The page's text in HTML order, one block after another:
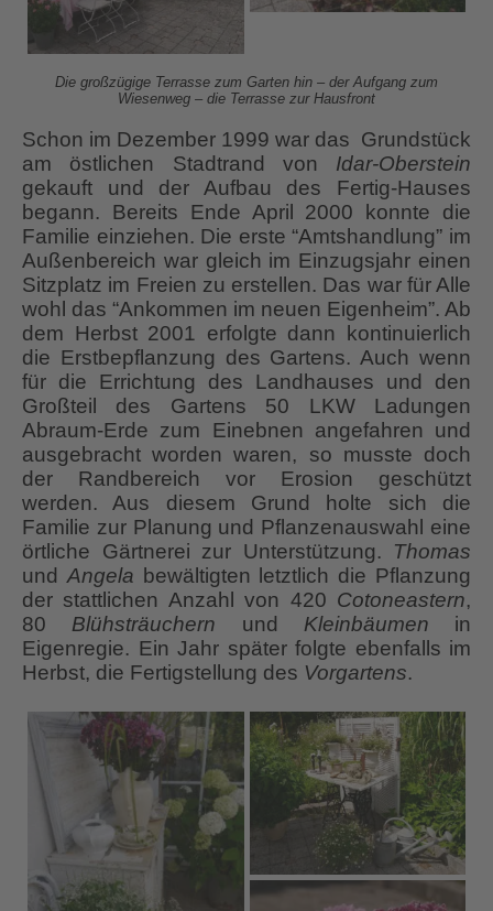
Die großzügige Terrasse zum Garten hin – der Aufgang zum
Wiesenweg – die Terrasse zur Hausfront
Schon im Dezember 1999 war das Grundstück
am östlichen Stadtrand von Idar-Oberstein
gekauft und der Aufbau des Fertig-Hauses
begann. Bereits Ende April 2000 konnte die
Familie einziehen. Die erste “Amtshandlung” im
Außenbereich war gleich im Einzugsjahr einen
Sitzplatz im Freien zu erstellen. Das war für Alle
wohl das “Ankommen im neuen Eigenheim”. Ab
dem Herbst 2001 erfolgte dann kontinuierlich
die Erstbepflanzung des Gartens. Auch wenn
für die Errichtung des Landhauses und den
Großteil des Gartens 50 LKW Ladungen
Abraum-Erde zum Einebnen angefahren und
ausgebracht worden waren, so musste doch
der Randbereich vor Erosion geschützt
werden. Aus diesem Grund holte sich die
Familie zur Planung und Pflanzenauswahl eine
örtliche Gärtnerei zur Unterstützung. Thomas
undAngela bewältigten letztlich die Pflanzung
der stattlichen Anzahl von 420 Cotoneastern,
80Blühsträuchern und Kleinbäumen in
Eigenregie. Ein Jahr später folgte ebenfalls im
Herbst, die Fertigstellung des Vorgartens.